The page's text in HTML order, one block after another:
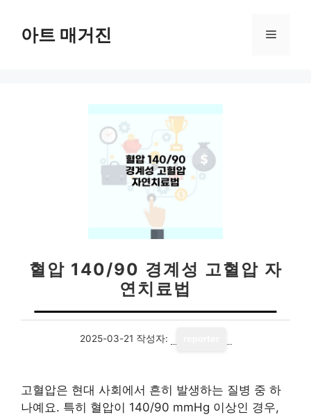
아트 매거진 메
혈압 140/90 경계성 고혈압 자
연치료법
2025-03-21 작성자:
고혈압은 현대 사회에서 흔히 발생하는 질병 중 하
나예요. 특히 혈압이 140/90 mmHg 이상인 경우,